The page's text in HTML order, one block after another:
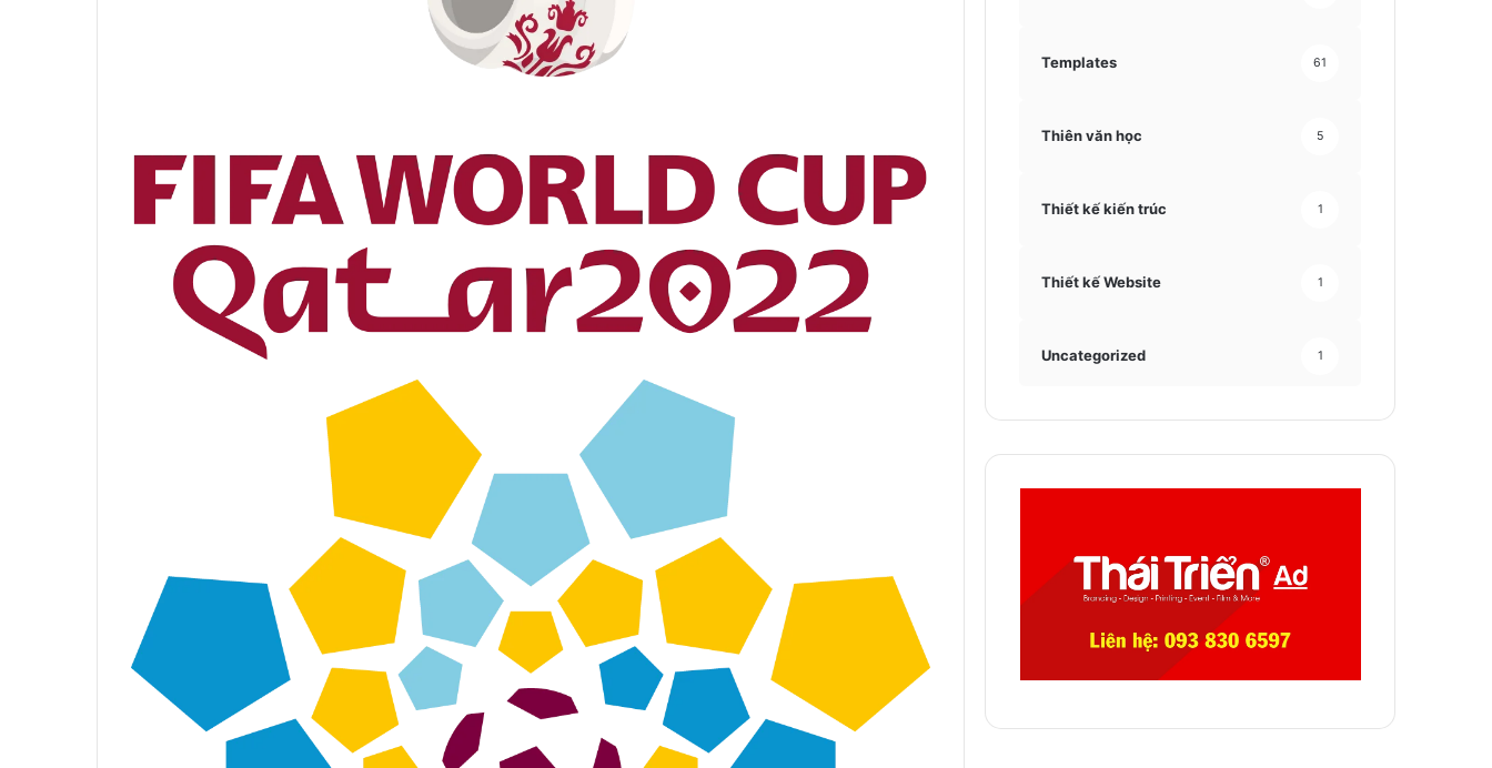
Templates 61
Thiên văn học 5
Thiết kế kiến trúc 1
Thiết kế Website 1
Uncategorized 1